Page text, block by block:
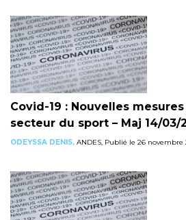
Covid-19 : Nouvelles
secteur du sport – Maj 14/03/
ODEYSSA DENIS, ANDES, Publié le 26 novembre